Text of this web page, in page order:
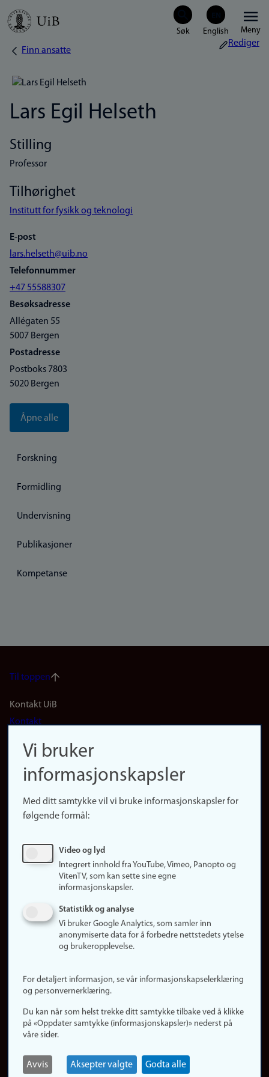
Hopp
Meny
Navigasjonssti
Finn ansatte
Rediger
Lars Egil Helseth
Stilling
Professor
Tilhørighet
Institutt for fysikk og teknologi
E-post
lars.helseth@uib.no
Telefonnummer
+47 55588307
Besøksadresse
Allégaten 55
5007 Bergen
Postadresse
Postboks 7803
5020 Bergen
Åpne alle
Forskning
Formidling
Undervisning
Publikasjoner
Kompetanse
Til toppen
Footer
(no)
Kontakt UiB
Kontakt
Finn forsker
Presse
Finn studier
Ledige stillinger
Om nettstedet
Informasjonskapsler
Personvern
Logg inn
Rediger din ansattside
Vi bruker
informasjonskapsler
Med ditt samtykke vil vi bruke informasjonskapsler for
følgende formål:
Video og lyd
Integrert innhold fra YouTube, Vimeo, Panopto og
VitenTV, som kan sette sine egne
informasjonskapsler.
Statistikk og analyse
Vi bruker Google Analytics, som samler inn
anonymiserte data for å forbedre nettstedets ytelse
og brukeropplevelse.
For detaljert informasjon, se vår informasjonskapselerklæring
og personvernerklæring.
Du kan når som helst trekke ditt samtykke tilbake ved å klikke
på «Oppdater samtykke (informasjonskapsler)» nederst på
våre sider.
Avvis Aksepter valgte Godta alle